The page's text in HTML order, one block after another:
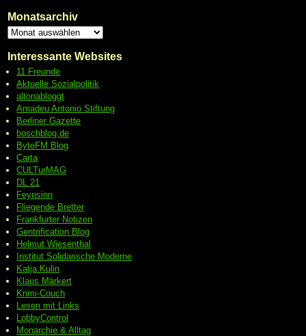
Monatsarchiv
Interessante Websites
11 Freunde
Aktuelle Sozialpolitik
altonabloggt
Amadeu Antonio Stiftung
Berliner Gazette
boschblog.de
ByteFM Blog
Carta
CULTurMAG
DL 21
Feynsinn
Fliegende Bretter
Frankfurter Notizen
Gentrification Blog
Helmut Wiesenthal
Institut Solidarische Moderne
Katja Kulin
Klaus Märkert
Krimi-Couch
Lesen mit Links
LobbyControl
Monarchie & Alltag